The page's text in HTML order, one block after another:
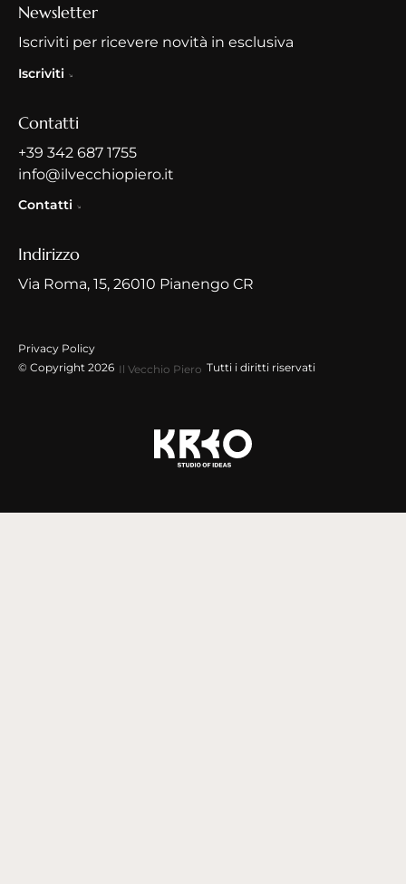
Newsletter
Iscriviti per ricevere novità in esclusiva
Iscriviti
Contatti
+39 342 687 1755
info@ilvecchiopiero.it
Contatti
Indirizzo
Via Roma, 15, 26010 Pianengo CR
© Copyright 2026 Il Vecchio Piero Tutti i diritti riservati
Privacy Policy